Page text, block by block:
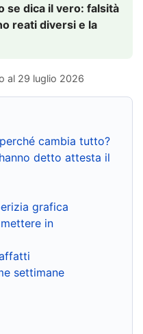
se dica il vero: falsità
reati diversi e la
al 29 luglio 2026
cambia tutto?
detto attesta il
grafica
in
settimane